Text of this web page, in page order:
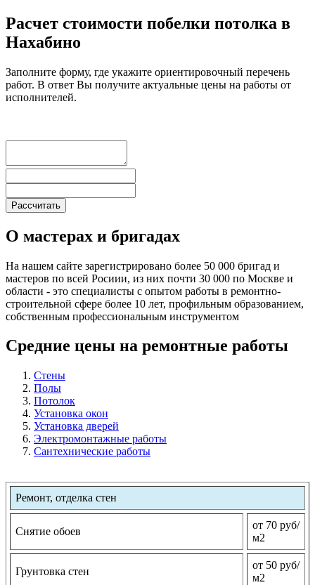
Расчет стоимости побелки потолка в
Нахабино
Заполните форму, где укажите ориентировочный перечень
работ. В ответ Вы получите актуальные цены на работы от
исполнителей.
О мастерах и бригадах
На нашем сайте зарегистрировано более 50 000 бригад и
мастеров по всей Росиии, из них почти 30 000 по Москве и
области - это специалисты с опытом работы в ремонтно-
строительной сфере более 10 лет, профильным образованием,
собственным профессиональным инструментом
Средние цены на ремонтные работы
Стены
Полы
Потолок
Установка окон
Установка дверей
Электромонтажные работы
Сантехнические работы
Ремонт, отделка стен
Снятие обоев
от 70 руб/
м2
Грунтовка стен
от 50 руб/
м2